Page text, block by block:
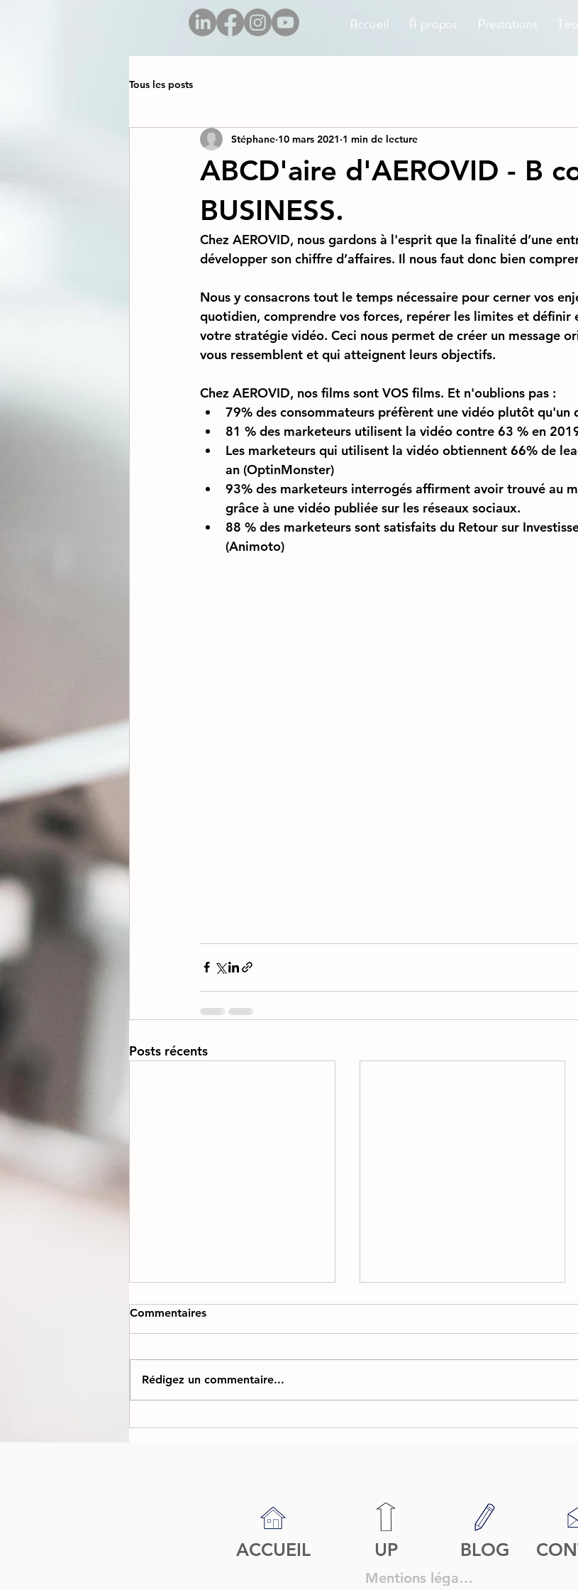
Accueil À propos Prestations
Tous les posts
ABCD'aire d'AEROVID - B
BUSINESS.
Stéphane 10 mars 2021 1 min de lecture
Chez AEROVID, nous gardons à l'esprit que la finalité d’une
développer son chiffre d’affaires. Il nous faut donc bien
Nous y consacrons tout le temps nécessaire pour cerner vos
quotidien, comprendre vos forces, repérer les limites et définir
votre stratégie vidéo. Ceci nous permet de créer un message
vous ressemblent et qui atteignent leurs objectifs.
Chez AEROVID, nos films sont VOS films. Et n'oublions pas :
79% des consommateurs préfèrent une vidéo plutôt qu'un
81 % des marketeurs utilisent la vidéo contre 63 % en
Les marketeurs qui utilisent la vidéo obtiennent 66% de
an (OptinMonster)
93% des marketeurs interrogés affirment avoir trouvé au
grâce à une vidéo publiée sur les réseaux sociaux.
88 % des marketeurs sont satisfaits du Retour sur
(Animoto)
Posts récents
Commentaires
Rédigez un commentaire...
ACCUEIL UP BLOG
Mentions légales